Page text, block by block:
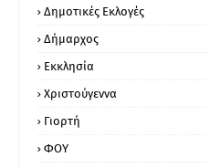
Δημοτικές Εκλογές
Δήμαρχος
Εκκλησία
Χριστούγεννα
Γιορτή
ΦΟΥ